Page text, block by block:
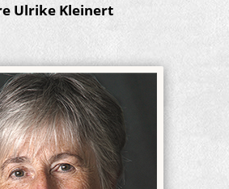
Ulrike Kleinert